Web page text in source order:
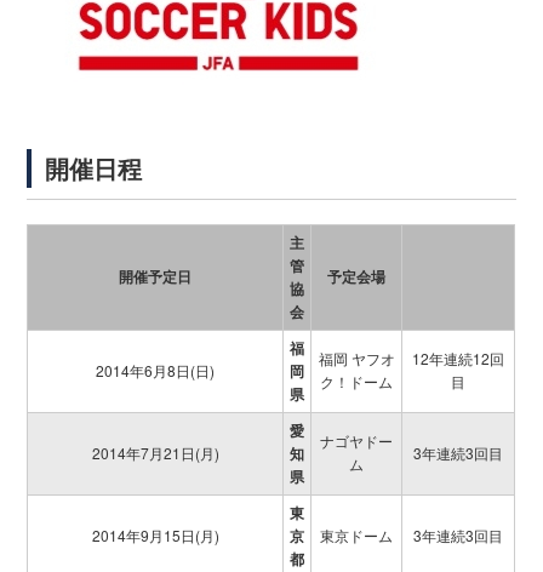
開催日程
開催予定日
主
管
協
会
予定会場
2014年6月8日(日)
福
岡
県
福岡 ヤフオ
ク！ドーム
12年連続12回
目
2014年7月21日(月)
愛
知
県
ナゴヤドー
ム
3年連続3回目
2014年9月15日(月)
東
京
都
東京ドーム 3年連続3回目